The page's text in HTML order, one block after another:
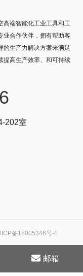
高端智能化工业工具和工
业合作伙伴，拥有帮助客
的生产力解决方案来满足
提高生产效率、和可持续
202室
ICP备18005346号-1
邮箱